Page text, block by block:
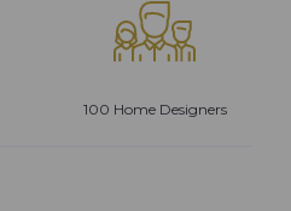
100 Home Designers